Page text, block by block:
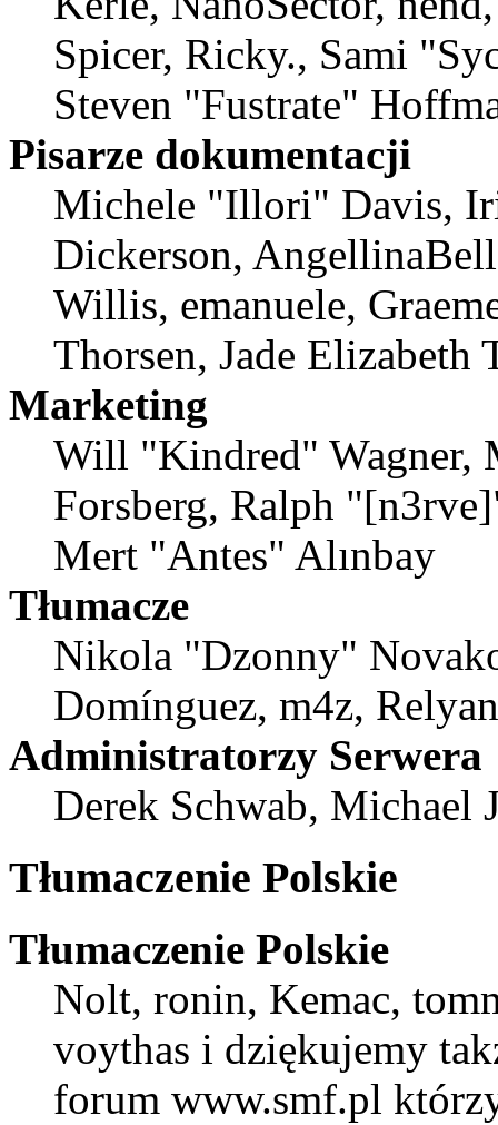
Spicer, Ricky., Sami
Steven "Fustrate"
Pisarze dokumentacji
Michele "Illori" Davis,
Dickerson,
Willis, emanuele,
Thorsen, Jade Elizabeth
Marketing
Will "Kindred" Wagner,
Forsberg, Ralph
Mert "Antes" Alınbay
Tłumacze
Nikola "Dzonny"
Domínguez, m4z,
Administratorzy Serwera
Derek Schwab,
Tłumaczenie Polskie
Tłumaczenie Polskie
Nolt, ronin, Kemac,
voythas i dziękujemy
forum www.smf.pl